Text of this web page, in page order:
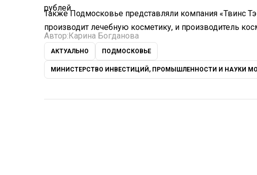
рублей.
Также Подмосковье представляли компания «Твинс
производит лечебную косметику, и производитель
Автор: Карина Богданова
АКТУАЛЬНО ПОДМОСКОВЬЕ
МИНИСТЕРСТВО ИНВЕСТИЦИЙ, ПРОМЫШЛЕННОСТИ И НАУКИ